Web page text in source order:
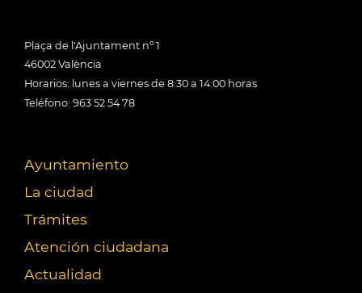
Plaça de l'Ajuntament nº 1
46002 València
Horarios: lunes a viernes de 8:30 a 14:00 horas
Teléfono: 963 52 54 78
Ayuntamiento
La ciudad
Trámites
Atención ciudadana
Actualidad